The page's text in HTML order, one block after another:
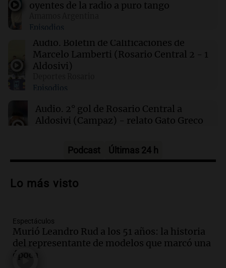
00:32 Clima
Clima en Salta: cómo estará el tiempo este
sábado 8 de agosto
Clima en Tucumán: cómo estará el tiempo
oyentes de la radio a puro tango
Episodios
Audio. Boletín de Calificaciones de
Marcelo Lamberti (Rosario Central 2 - 1
Aldosivi)
Episodios
Audio. 2° gol de Rosario Central a
Aldosivi (Campaz) - relato Gato Greco
Audio.Nuevo desarrollo urbano y casa
en Villa María
Audio.
La gran exposición de la rural de
la Bulaya abrirá sus puertas mañana con
diversas actividades y sorpresas
Panorama Federal
Podcast Últimas 24 h
Lo más visto
Espectáculos
Murió Leandro Rud a los 51 años: la historia
del representante de modelos que marcó una
época